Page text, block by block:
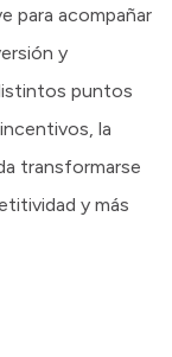
para acompañar
y
puntos
la
transformarse
y más